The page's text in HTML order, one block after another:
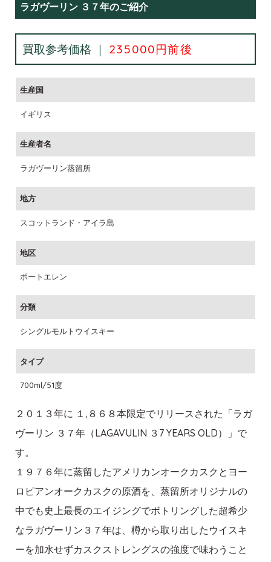
ラガヴーリン ３７年のご紹介
買取参考価格 ｜ 235000円前後
生産国
イギリス
生産者名
ラガヴーリン蒸留所
地方
スコットランド・アイラ島
地区
ポートエレン
分類
シングルモルトウイスキー
タイプ
700ml/51度
２０１３年に １,８６８本限定でリリースされた「ラガ
ヴーリン ３７年（LAGAVULIN ３7 YEARS OLD）」で
す。
１９７６年に蒸留したアメリカンオークカスクとヨー
ロピアンオークカスクの原酒を、蒸留所オリジナルの
中でも史上最長のエイジングでボトリングした超希少
なラガヴーリン３７年は、樽から取り出したウイスキ
ーを加水せずカスクストレングスの強度で味わうこと